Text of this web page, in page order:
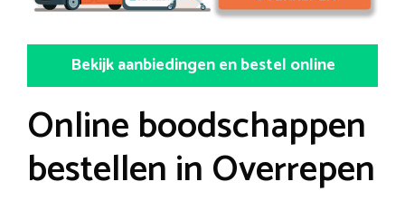
Bekijk aanbiedingen en bestel online
Online boodschappen
bestellen in Overrepen